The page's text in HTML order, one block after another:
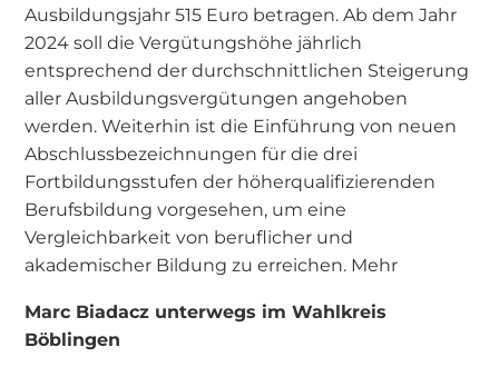
Ausbildungsjahr 515 Euro betragen. Ab dem Jahr
2024 soll die Vergütungshöhe jährlich
entsprechend der durchschnittlichen Steigerung
aller Ausbildungsvergütungen angehoben
werden. Weiterhin ist die Einführung von neuen
Abschlussbezeichnungen für die drei
Fortbildungsstufen der höherqualifizierenden
Berufsbildung vorgesehen, um eine
Vergleichbarkeit von beruflicher und
akademischer Bildung zu erreichen. Mehr
Marc Biadacz unterwegs im Wahlkreis
Böblingen